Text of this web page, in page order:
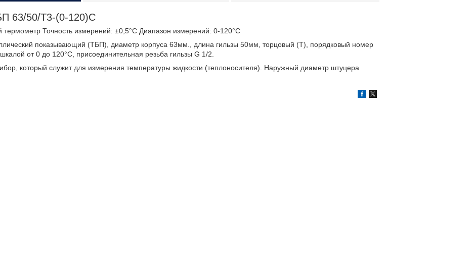
63/50/Т3-(0-120)С
Точность измерений: ±0,5°C Диапазон измерений: 0-120°C
показывающий (ТБП), диаметр корпуса 63мм., длина гильзы 50мм, торцовый (Т), порядковый номер
от 0 до 120°С, присоединительная резьба гильзы G 1/2.
который служит для измерения температуры жидкости (теплоносителя). Наружный диаметр штуцера